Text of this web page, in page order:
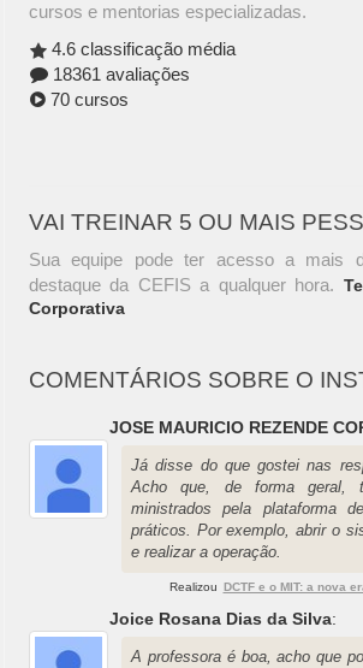
cursos e mentorias especializadas.
4.6 classificação média
18361 avaliações
70 cursos
VAI TREINAR 5 OU MAIS
Sua equipe pode ter acesso a mais
destaque da CEFIS a qualquer hora.
Corporativa
COMENTÁRIOS SOBRE O
JOSE MAURICIO REZENDE
Já disse do que gostei nas
Acho que, de forma geral,
ministrados pela plataforma
práticos. Por exemplo, abrir o
e realizar a operação.
Realizou DCTF e o MIT: a nova
Joice Rosana Dias da Silva:
A professora é boa, acho que